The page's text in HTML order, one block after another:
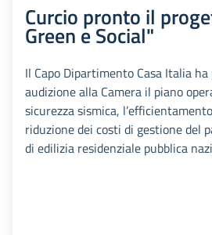
Curcio pronto il
Green e Social"
Il Capo Dipartimento Casa Italia
audizione alla Camera il piano
sicurezza sismica,
riduzione dei costi di gestione del
di edilizia residenziale pubblica